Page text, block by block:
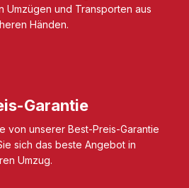
Umzügen und Transporten aus
Händen.
Garantie
von unserer Best-Preis-Garantie
sich das beste Angebot in
Umzug.